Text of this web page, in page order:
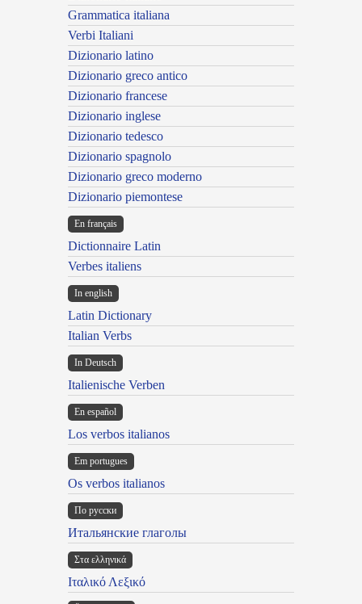
Grammatica italiana
Verbi Italiani
Dizionario latino
Dizionario greco antico
Dizionario francese
Dizionario inglese
Dizionario tedesco
Dizionario spagnolo
Dizionario greco moderno
Dizionario piemontese
En français
Dictionnaire Latin
Verbes italiens
In english
Latin Dictionary
Italian Verbs
In Deutsch
Italienische Verben
En español
Los verbos italianos
Em portugues
Os verbos italianos
По русски
Итальянские глаголы
Στα ελληνικά
Ιταλικό Λεξικό